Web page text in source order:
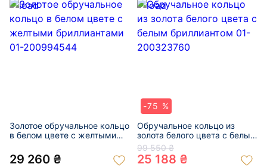
Золотое обручальное кольцо
в белом цвете с желтыми
200994544
29 260 ₴
-75 %
Обручальное кольцо из
золота белого цвета с белым
бриллиантом 01-200323760
99 550 ₴
25 188 ₴